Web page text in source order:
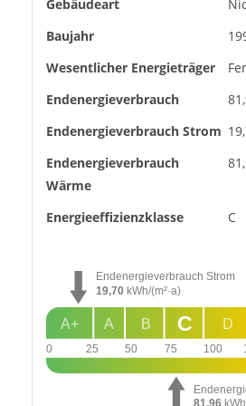
Gebäudeart
Baujahr
Wesentlicher Energieträger
Endenergie­verbrauch
Endenergie­verbrauch Strom
Endenergie­verbrauch
Wärme
Energie­effizienz­klasse C
0 25 50 75 100
D
B
A
A+ C
Endenergieverbrauch Strom
19,70 kWh/(m²·a)
81,96